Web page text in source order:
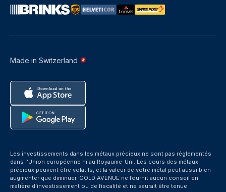
Made in Switzerland
Les investissements dans les métaux précieux ne sont pas réglementés
dans l’Union européenne ni au Royaume-Uni. Les cours des métaux
précieux peuvent être volatils, et la valeur de votre métal peut aussi bien
augmenter que diminuer. GOLD AVENUE ne fournit aucun conseil en
matière d’investissement ou de fiscalité et ne saurait être tenue